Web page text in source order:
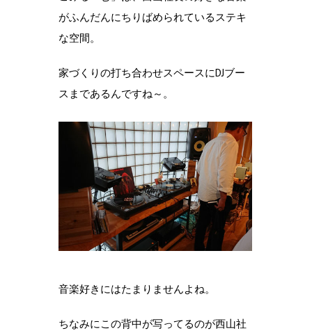
がふんだんにちりばめられているステキ
な空間。
家づくりの打ち合わせスペースにDJブー
スまであるんですね～。
音楽好きにはたまりませんよね。
ちなみにこの背中が写ってるのが西山社